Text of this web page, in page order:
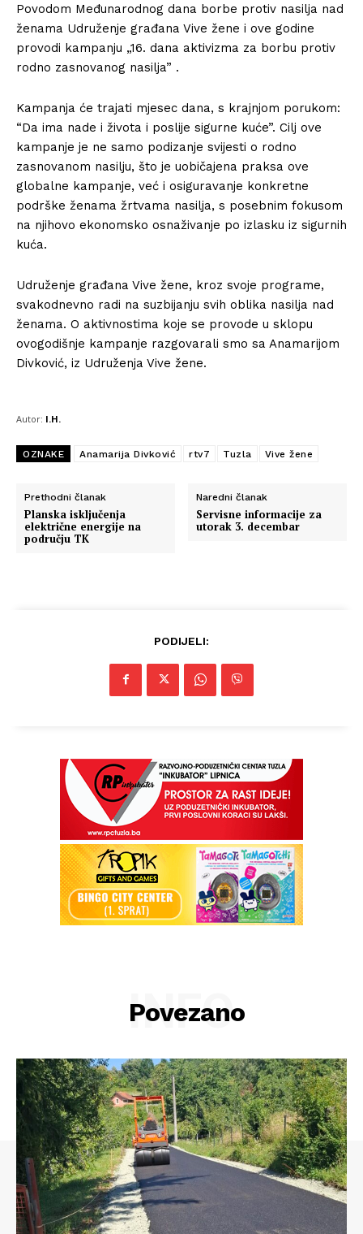
Povodom Međunarodnog dana borbe protiv nasilja nad
ženama Udruženje građana Vive žene i ove godine
provodi kampanju „16. dana aktivizma za borbu protiv
rodno zasnovanog nasilja” .
Kampanja će trajati mjesec dana, s krajnjom porukom:
“Da ima nade i života i poslije sigurne kuće”. Cilj ove
kampanje je ne samo podizanje svijesti o rodno
zasnovanom nasilju, što je uobičajena praksa ove
globalne kampanje, već i osiguravanje konkretne
podrške ženama žrtvama nasilja, s posebnim fokusom
na njihovo ekonomsko osnaživanje po izlasku iz sigurnih
kuća.
Udruženje građana Vive žene, kroz svoje programe,
svakodnevno radi na suzbijanju svih oblika nasilja nad
ženama. O aktivnostima koje se provode u sklopu
ovogodišnje kampanje razgovarali smo sa Anamarijom
Divković, iz Udruženja Vive žene.
Autor: I.H.
OZNAKE Anamarija Divković rtv7 Tuzla Vive žene
Prethodni članak
Planska isključenja
električne energije na
području TK
Naredni članak
Servisne informacije za
utorak 3. decembar
PODIJELI:
Povezano
INFO